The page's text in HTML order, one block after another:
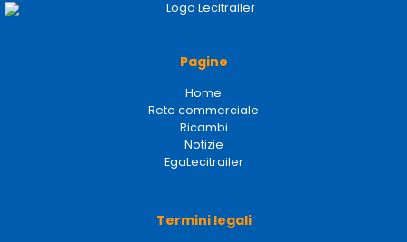
Pagine
Home
Rete commerciale
Ricambi
Notizie
EgaLecitrailer
Termini legali